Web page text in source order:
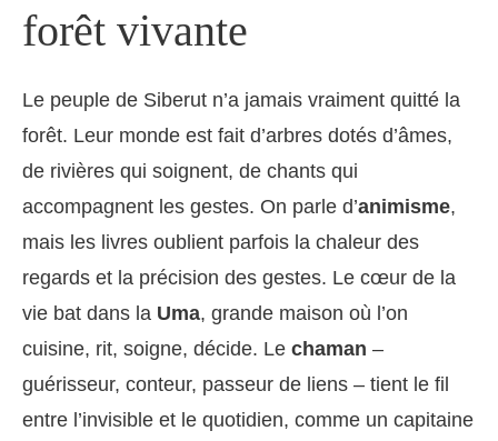
forêt vivante
Le peuple de Siberut n’a jamais vraiment quitté la
forêt. Leur monde est fait d’arbres dotés d’âmes,
de rivières qui soignent, de chants qui
accompagnent les gestes. On parle d’animisme,
mais les livres oublient parfois la chaleur des
regards et la précision des gestes. Le cœur de la
vie bat dans la Uma, grande maison où l’on
cuisine, rit, soigne, décide. Le chaman –
guérisseur, conteur, passeur de liens – tient le fil
entre l’invisible et le quotidien, comme un capitaine